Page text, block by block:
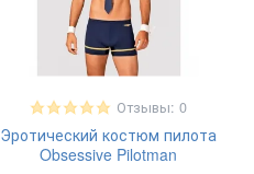
Отзывы: 0
Эротический костюм пилота
Obsessive Pilotman